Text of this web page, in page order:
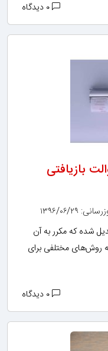
بازیافتی
۱۳۹۶/۰۶/۲۹
شده که مکرر به آن
روش‌های مختلفی برای